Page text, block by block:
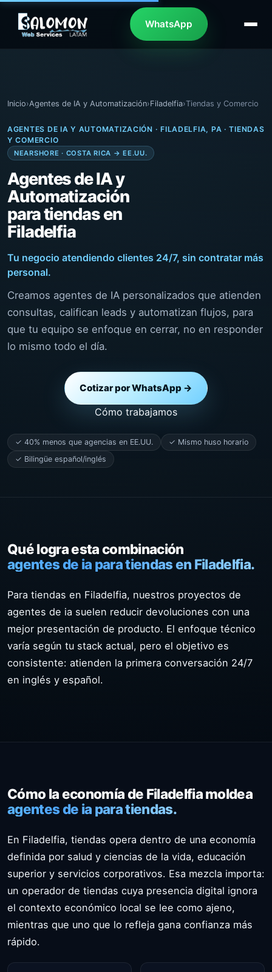
WhatsApp
Inicio›Agentes de IA y Automatización›Filadelfia›Tiendas y Comercio
AGENTES DE IA Y AUTOMATIZACIÓN · FILADELFIA, PA · TIENDAS
Y COMERCIO
NEARSHORE · COSTA RICA → EE.UU.
Agentes de IA y
Automatización
para tiendas en
Filadelfia
Tu negocio atendiendo clientes 24/7, sin contratar más
personal.
Creamos agentes de IA personalizados que atienden
consultas, califican leads y automatizan flujos, para
que tu equipo se enfoque en cerrar, no en responder
lo mismo todo el día.
Cotizar por WhatsApp →
Cómo trabajamos
✓ 40% menos que agencias en EE.UU.
✓ Mismo huso horario
✓ Bilingüe español/inglés
Qué logra esta combinación
agentes de ia para tiendas en Filadelfia.
Para tiendas en Filadelfia, nuestros proyectos de
agentes de ia suelen reducir devoluciones con una
mejor presentación de producto. El enfoque técnico
varía según tu stack actual, pero el objetivo es
consistente: atienden la primera conversación 24/7
en inglés y español.
Cómo la economía de Filadelfia moldea
agentes de ia para tiendas.
En Filadelfia, tiendas opera dentro de una economía
definida por salud y ciencias de la vida, educación
superior y servicios corporativos. Esa mezcla importa:
un operador de tiendas cuya presencia digital ignora
el contexto económico local se lee como ajeno,
mientras que uno que lo refleja gana confianza más
rápido.